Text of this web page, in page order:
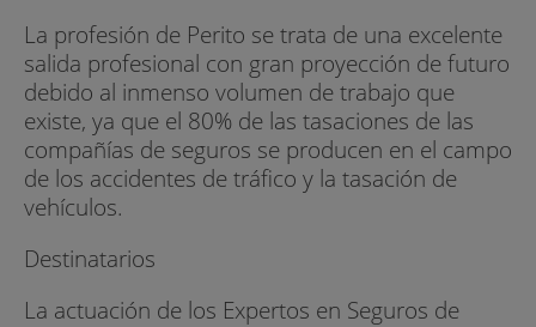
La profesión de Perito se trata de una excelente
salida profesional con gran proyección de futuro
debido al inmenso volumen de trabajo que
existe, ya que el 80% de las tasaciones de las
compañías de seguros se producen en el campo
de los accidentes de tráfico y la tasación de
vehículos.
Destinatarios
La actuación de los Expertos en Seguros de